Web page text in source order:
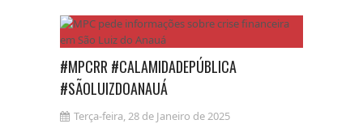
#MPCRR #CALAMIDADEPÚBLICA
#SÃOLUIZDOANAUÁ
Terça-feira, 28 de Janeiro de 2025